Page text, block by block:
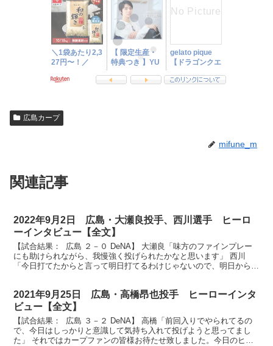
広島カープ
mifune_m
関連記事
2022年9月2日 広島・大瀬良投手、西川選手 ヒーロ
ーインタビュー【全文】
【試合結果： 広島 ２－０ DeNA】 大瀬良「味方のファインプレー
にも助けられながら、我慢強く投げられたかなと思います」 西川
「今日打てたからと言って明日打てるわけじゃないので、明日からも
2021年9月25日 広島・高橋昂也投手 ヒーローインタ
ビュー【全文】
【試合結果： 広島 ３－２ DeNA】 高橋「前回入りでやられてるの
で、今日はしっかりと意識して気持ち入れて投げようと思ってまし
た」 それではカープファンの皆様お待たせ致しました。今日のヒー